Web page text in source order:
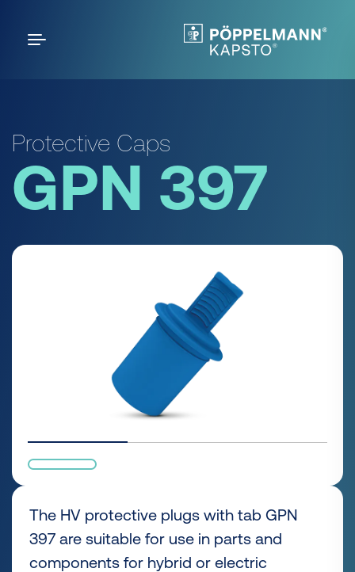
Protective Caps
GPN 397
The HV protective plugs with tab GPN
397 are suitable for use in parts and
components for hybrid or electric